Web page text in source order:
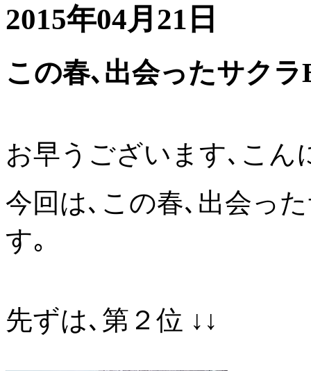
2015年04月21日
この春､出会ったサク
お早うございます､こん
今回は､この春､出会っ
す｡
先ずは､第２位 ↓↓